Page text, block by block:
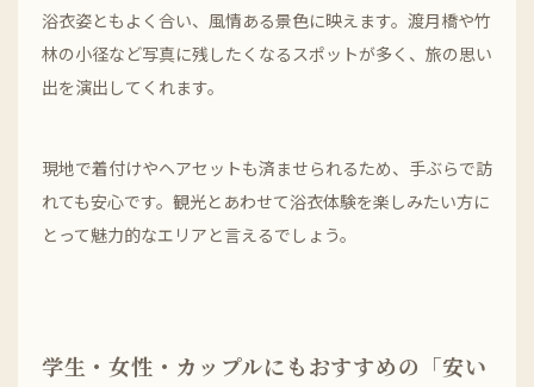
浴衣姿ともよく合い、風情ある景色に映えます。渡月橋や竹
林の小径など写真に残したくなるスポットが多く、旅の思い
出を演出してくれます。
現地で着付けやヘアセットも済ませられるため、手ぶらで訪
れても安心です。観光とあわせて浴衣体験を楽しみたい方に
とって魅力的なエリアと言えるでしょう。
学生・女性・カップルにもおすすめの「安い